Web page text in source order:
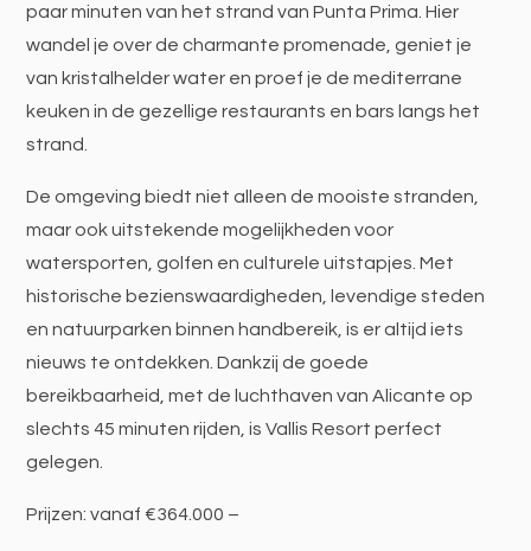
paar minuten van het strand van Punta Prima. Hier
wandel je over de charmante promenade, geniet je
van kristalhelder water en proef je de mediterrane
keuken in de gezellige restaurants en bars langs het
strand.
De omgeving biedt niet alleen de mooiste stranden,
maar ook uitstekende mogelijkheden voor
watersporten, golfen en culturele uitstapjes. Met
historische bezienswaardigheden, levendige steden
en natuurparken binnen handbereik, is er altijd iets
nieuws te ontdekken. Dankzij de goede
bereikbaarheid, met de luchthaven van Alicante op
slechts 45 minuten rijden, is Vallis Resort perfect
gelegen.
Prijzen: vanaf €364.000 –